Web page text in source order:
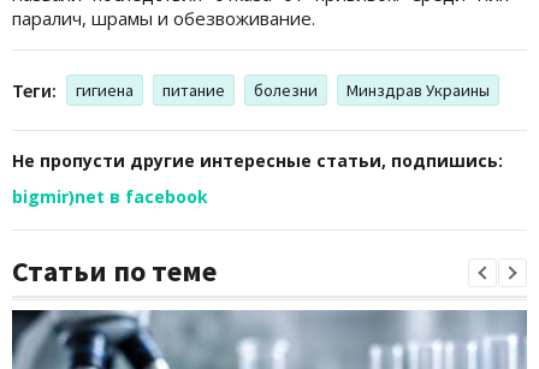
паралич, шрамы и обезвоживание.
Теги: гигиена питание болезни Минздрав Украины
Не пропусти другие интересные статьи, подпишись:
bigmir)net в facebook
Статьи по теме